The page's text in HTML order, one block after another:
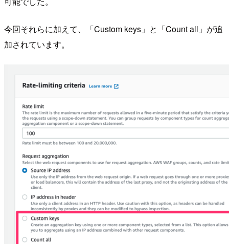
今回それらに加えて、「Custom keys」と「Count all」が追
加されています。